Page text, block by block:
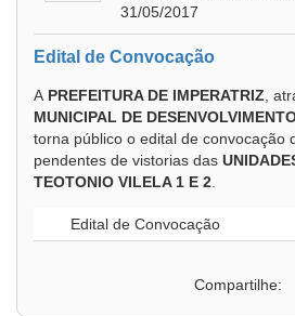
31/05/2017
Edital de Convocação
A PREFEITURA DE IMPERATRIZ ,
MUNICIPAL DE
torna público o edital de convocação
pendentes de vistorias das
TEOTONIO VILELA 1 E 2
Edital de Convocação
Compartilhe: